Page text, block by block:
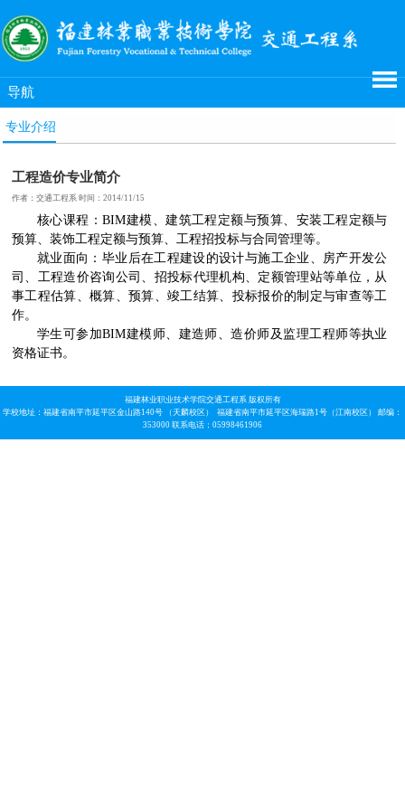
导航
专业介绍
工程造价专业简介
作者：交通工程系 时间：2014/11/15
核心课程：BIM建模、建筑工程定额与预算、安装工程定额与
预算、装饰工程定额与预算、工程招投标与合同管理等。
就业面向：毕业后在工程建设的设计与施工企业、房产开发公
司、工程造价咨询公司、招投标代理机构、定额管理站等单位，从
事工程估算、概算、预算、竣工结算、投标报价的制定与审查等工
作。
学生可参加BIM建模师、建造师、造价师及监理工程师等执业
资格证书。
福建林业职业技术学院交通工程系 版权所有
学校地址：福建省南平市延平区金山路140号 （天麟校区） 福建省南平市延平区海瑞路1号（江南校区） 邮编：
353000 联系电话：05998461906